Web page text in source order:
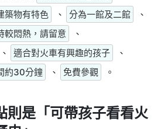
築物有特色 、 分為一館及二館
、
較悶熱，請留意
、
、 適合對火車有興趣的孩子
、
約30分鐘 、 免費參觀 。
則是「可帶孩子看看火